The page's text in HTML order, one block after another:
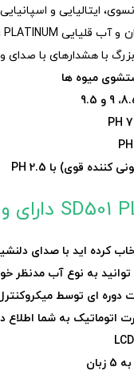
کرده اید با صدای
مدنظر خود از بین 5 نوع آب دسترسی
دوره ای توسط
اتوماتیک به شما اطلاع